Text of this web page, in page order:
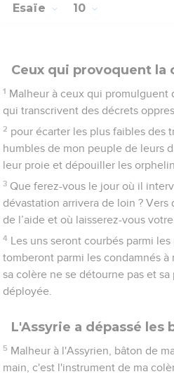
Esaïe 10
Ceux qui provoquent la
1 Malheur à ceux qui promulguent
qui transcrivent des décrets
2 pour écarter les plus faibles des
humbles de mon peuple de leurs
leur proie et dépouiller les
3 Que ferez-vous le jour où il
dévastation arrivera de loin ?
de l’aide et où laisserez-vous
4 Les uns seront courbés parmi
tomberont parmi les condamnés à
sa colère ne se détourne pas et
déployée.
L'Assyrie a dépassé les
5 Malheur à l'Assyrien, bâton de
main, c'est l'instrument de ma